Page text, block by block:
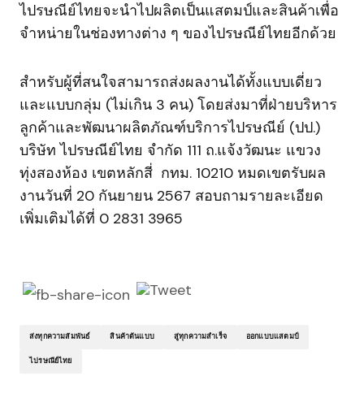
ไปรษณีย์ไทยจะนำไปผลิตเป็นแสตมป์และสินค้าเพื่อ
จำหน่ายในช่องทางต่าง ๆ ของไปรษณีย์ไทยอีกด้วย
สำหรับผู้ที่สนใจสามารถส่งผลงานได้ทั้งแบบเดี่ยว
และแบบกลุ่ม (ไม่เกิน 3 คน) โดยส่งมาที่ฝ่ายบริหาร
ลูกค้าและพัฒนาผลิตภัณฑ์บริการไปรษณีย์ (ปป.)
บริษัท ไปรษณีย์ไทย จำกัด 111 ถ.แจ้งวัฒนะ แขวง
ทุ่งสองห้อง เขตหลักสี่ กทม. 10210 หมดเขตรับผล
งานวันที่ 20 กันยายน 2567 สอบถามรายละเอียด
เพิ่มเติมได้ที่ 0 2831 3965
ส่งทุกความสัมพันธ์ สินค้าต้นแบบ สู่ทุกความสำเร็จ ออกแบบแสตมป์
ไปรษณีย์ไทย